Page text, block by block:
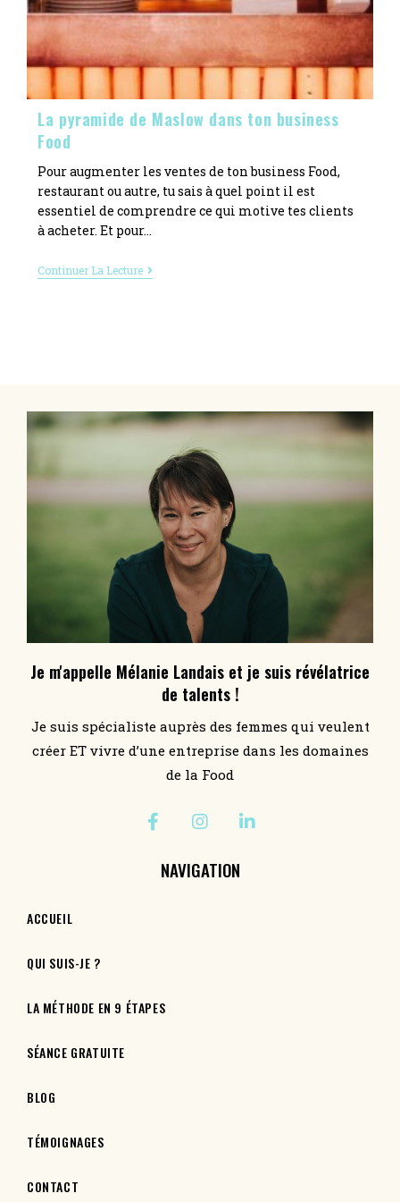
La pyramide de Maslow dans ton business
Food
Pour augmenter les ventes de ton business Food,
restaurant ou autre, tu sais à quel point il est
essentiel de comprendre ce qui motive tes clients
à acheter. Et pour…
Continuer La Lecture
Je m'appelle Mélanie Landais et je suis révélatrice
de talents !
Je suis spécialiste auprès des femmes qui veulent
créer ET vivre d’une entreprise dans les domaines
de la Food
NAVIGATION
ACCUEIL
QUI SUIS-JE ?
LA MÉTHODE EN 9 ÉTAPES
SÉANCE GRATUITE
BLOG
TÉMOIGNAGES
CONTACT